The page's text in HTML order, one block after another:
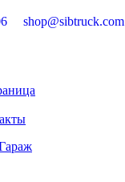
shop@sibtruck.com